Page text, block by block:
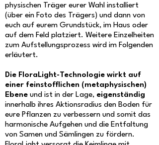
physischen Träger eurer Wahl installiert
(über ein Foto des Trägers) und dann von
euch auf eurem Grundstück, im Haus oder
auf dem Feld platziert. Weitere Einzelheiten
zum Aufstellungsprozess wird im Folgenden
erläutert.
Die FloraLight-Technologie wirkt auf
einer feinstofflichen (metaphysischen)
Ebene und ist in der Lage, eigenständig
innerhalb ihres Aktionsradius den Boden für
eure Pflanzen zu verbessern und somit das
harmonische Aufgehen und die Entfaltung
von Samen und Sämlingen zu fördern.